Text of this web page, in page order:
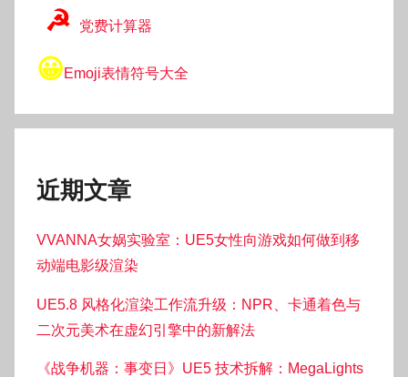
☭ 党费计算器
😀Emoji表情符号大全
近期文章
VVANNA女娲实验室：UE5女性向游戏如何做到移
动端电影级渲染
UE5.8 风格化渲染工作流升级：NPR、卡通着色与
二次元美术在虚幻引擎中的新解法
《战争机器：事变日》UE5 技术拆解：MegaLights